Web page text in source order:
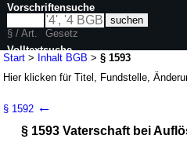
Start > Inhalt BGB >§ 1593
Hier klicken fürTitel, Fundstelle,
geändert durchArtikel 6G. v.
§ 1592 ←
§ 1593 Vaterschaft bei
Vorschriftensuche
§ / Art.
Gesetz
Volltextsuche
nur in BGB